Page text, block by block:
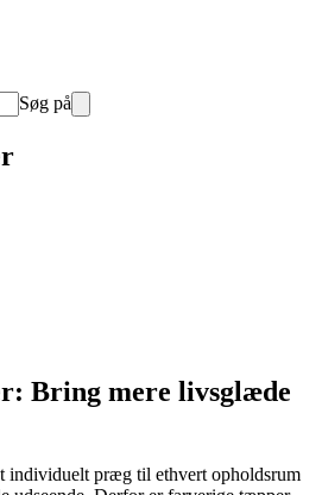
Søg på
Bring mere livsglæde
individuelt præg til ethvert opholdsrum